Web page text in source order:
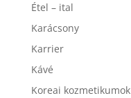
Étel – ital
Karácsony
Karrier
Kávé
Koreai kozmetikumok